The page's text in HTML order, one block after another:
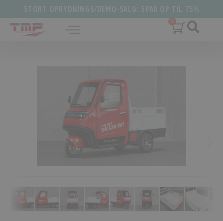
STORT OPRYDNINGS/DEMO-SALG: SPAR OP TIL 75%